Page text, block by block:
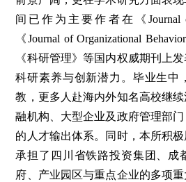
间已作为主要作者在《Journal of
《Journal of Organizational
《科研管理》等国内权威期刊上
科研素养与创新潜力。毕业生中
教，更多人赴海内外知名高校继
融机构、大型企业及政府管理部
的人才输出体系。同时，本所积
承担了四川省铁路投资集团、成
府、产业园区与重点企业的多项